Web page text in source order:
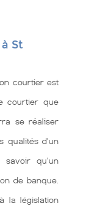
St
courtier est
courtier que
se réaliser
qualités d'un
qu'un
de banque.
la législation